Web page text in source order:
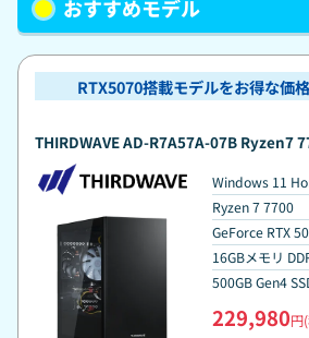
おすすめモデル
RTX5070搭載モデルをお得な価
THIRDWAVE AD-R7A57A-07B Ryzen7
真夏のポイント還元祭標準モデル 『
Java ＆ Bedrock Edition for PC、PC
Pass同梱版』
Windows 11
Ryzen 7 7700
GeForce RTX
16GBメモリ
500GB Gen4
229,980円